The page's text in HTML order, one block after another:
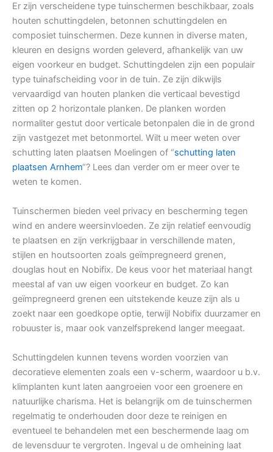
Er zijn verscheidene type tuinschermen beschikbaar, zoals
houten schuttingdelen, betonnen schuttingdelen en
composiet tuinschermen. Deze kunnen in diverse maten,
kleuren en designs worden geleverd, afhankelijk van uw
eigen voorkeur en budget. Schuttingdelen zijn een populair
type tuinafscheiding voor in de tuin. Ze zijn dikwijls
vervaardigd van houten planken die verticaal bevestigd
zitten op 2 horizontale planken. De planken worden
normaliter gestut door verticale betonpalen die in de grond
zijn vastgezet met betonmortel. Wilt u meer weten over
schutting laten plaatsen Moelingen of “schutting laten
plaatsen Arnhem“? Lees dan verder om er meer over te
weten te komen.
Tuinschermen bieden veel privacy en bescherming tegen
wind en andere weersinvloeden. Ze zijn relatief eenvoudig
te plaatsen en zijn verkrijgbaar in verschillende maten,
stijlen en houtsoorten zoals geïmpregneerd grenen,
douglas hout en Nobifix. De keus voor het materiaal hangt
meestal af van uw eigen voorkeur en budget. Zo kan
geïmpregneerd grenen een uitstekende keuze zijn als u
zoekt naar een goedkope optie, terwijl Nobifix duurzamer en
robuuster is, maar ook vanzelfsprekend langer meegaat.
Schuttingdelen kunnen tevens worden voorzien van
decoratieve elementen zoals een v-scherm, waardoor u b.v.
klimplanten kunt laten aangroeien voor een groenere en
natuurlijke charisma. Het is belangrijk om de tuinschermen
regelmatig te onderhouden door deze te reinigen en
eventueel te behandelen met een beschermende laag om
de levensduur te vergroten. Ingeval u de omheining laat